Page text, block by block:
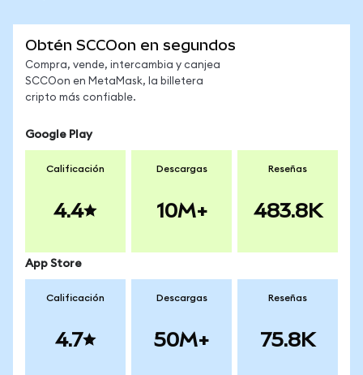
Obtén SCCOon en segundos
Compra, vende, intercambia y canjea
SCCOon en MetaMask, la billetera
cripto más confiable.
Google Play
Calificación
4.4
Descargas
10M+
Reseñas
483.8K
App Store
Calificación
4.7
Descargas
50M+
Reseñas
75.8K